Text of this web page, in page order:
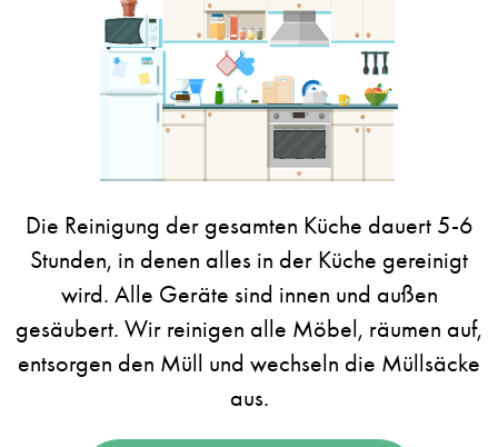
Die Reinigung der gesamten Küche dauert 5-6
Stunden, in denen alles in der Küche gereinigt
wird. Alle Geräte sind innen und außen
gesäubert. Wir reinigen alle Möbel, räumen auf,
entsorgen den Müll und wechseln die Müllsäcke
aus.